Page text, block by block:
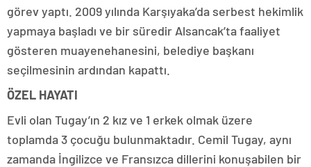
görev yaptı. 2009 yılında Karşıyaka’da serbest hekimlik
yapmaya başladı ve bir süredir Alsancak’ta faaliyet
gösteren muayenehanesini, belediye başkanı
seçilmesinin ardından kapattı.
ÖZEL HAYATI
Evli olan Tugay’ın 2 kız ve 1 erkek olmak üzere
toplamda 3 çocuğu bulunmaktadır. Cemil Tugay, aynı
zamanda İngilizce ve Fransızca dillerini konuşabilen bir